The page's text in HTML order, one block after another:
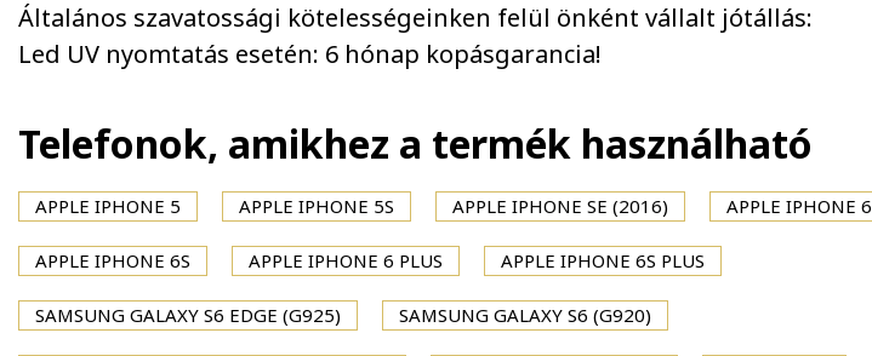
Általános szavatossági kötelességeinken felül önként vállalt jótállás:
Led UV nyomtatás esetén: 6 hónap kopásgarancia!
Telefonok, amikhez a termék használható
APPLE IPHONE 5 APPLE IPHONE 5S APPLE IPHONE SE (2016) APPLE IPHONE 6
APPLE IPHONE 6S APPLE IPHONE 6 PLUS APPLE IPHONE 6S PLUS
SAMSUNG GALAXY S6 EDGE (G925) SAMSUNG GALAXY S6 (G920)